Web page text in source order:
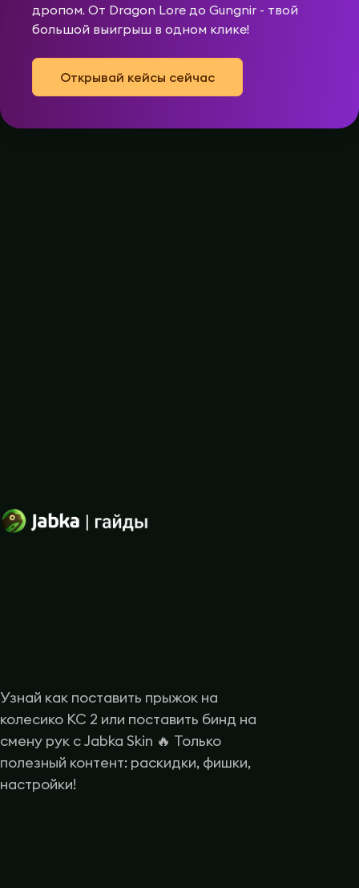
дропом. От Dragon Lore до Gungnir - твой
большой выигрыш в одном клике!
Открывай кейсы сейчас
Узнай как поставить прыжок на
колесико КС 2 или поставить бинд на
смену рук с Jabka Skin 🔥 Только
полезный контент: раскидки, фишки,
настройки!